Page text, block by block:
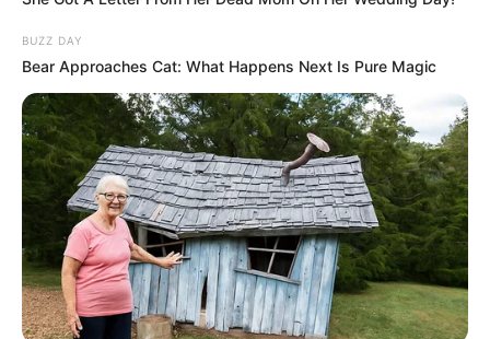
BUZZ DAY
Bear Approaches Cat: What Happens Next Is Pure Magic